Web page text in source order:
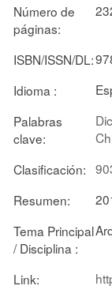
Número de
páginas:
ISBN/ISSN/DL:
Idioma :
Palabras
clave:
Clasificación:
Resumen:
Tema Principal
/ Disciplina :
Link: